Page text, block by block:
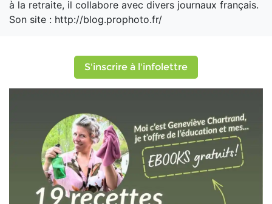
à la retraite, il collabore avec divers journaux français.
Son site : http://blog.prophoto.fr/
S'inscrire à l'infolettre